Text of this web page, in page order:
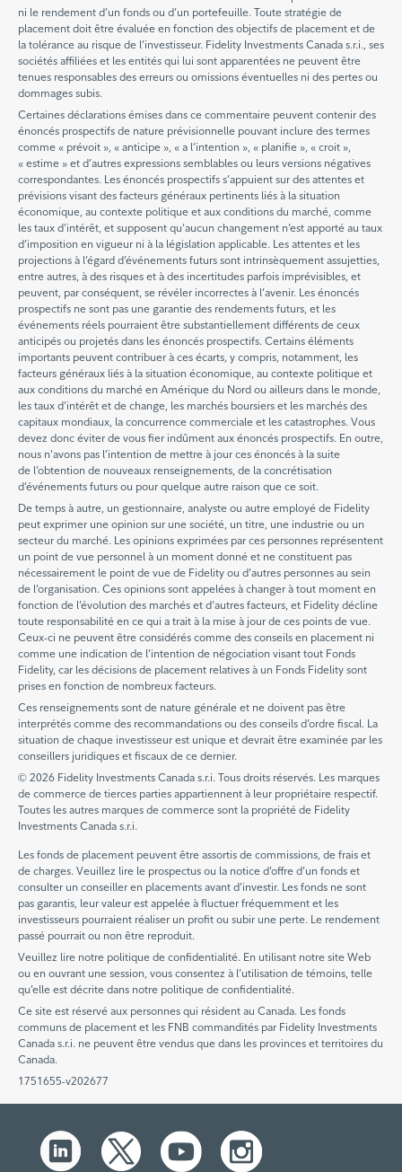
ni le rendement d’un fonds ou d’un portefeuille. Toute stratégie de
placement doit être évaluée en fonction des objectifs de placement et de
la tolérance au risque de l’investisseur. Fidelity Investments Canada s.r.i., ses
sociétés affiliées et les entités qui lui sont apparentées ne peuvent être
tenues responsables des erreurs ou omissions éventuelles ni des pertes ou
dommages subis.
Certaines déclarations émises dans ce commentaire peuvent contenir des
énoncés prospectifs de nature prévisionnelle pouvant inclure des termes
comme « prévoit », « anticipe », « a l’intention », « planifie », « croit »,
« estime » et d’autres expressions semblables ou leurs versions négatives
correspondantes. Les énoncés prospectifs s’appuient sur des attentes et
prévisions visant des facteurs généraux pertinents liés à la situation
économique, au contexte politique et aux conditions du marché, comme
les taux d’intérêt, et supposent qu’aucun changement n’est apporté au taux
d’imposition en vigueur ni à la législation applicable. Les attentes et les
projections à l’égard d’événements futurs sont intrinsèquement assujetties,
entre autres, à des risques et à des incertitudes parfois imprévisibles, et
peuvent, par conséquent, se révéler incorrectes à l’avenir. Les énoncés
prospectifs ne sont pas une garantie des rendements futurs, et les
événements réels pourraient être substantiellement différents de ceux
anticipés ou projetés dans les énoncés prospectifs. Certains éléments
importants peuvent contribuer à ces écarts, y compris, notamment, les
facteurs généraux liés à la situation économique, au contexte politique et
aux conditions du marché en Amérique du Nord ou ailleurs dans le monde,
les taux d’intérêt et de change, les marchés boursiers et les marchés des
capitaux mondiaux, la concurrence commerciale et les catastrophes. Vous
devez donc éviter de vous fier indûment aux énoncés prospectifs. En outre,
nous n’avons pas l’intention de mettre à jour ces énoncés à la suite
de l’obtention de nouveaux renseignements, de la concrétisation
d’événements futurs ou pour quelque autre raison que ce soit.
De temps à autre, un gestionnaire, analyste ou autre employé de Fidelity
peut exprimer une opinion sur une société, un titre, une industrie ou un
secteur du marché. Les opinions exprimées par ces personnes représentent
un point de vue personnel à un moment donné et ne constituent pas
nécessairement le point de vue de Fidelity ou d’autres personnes au sein
de l’organisation. Ces opinions sont appelées à changer à tout moment en
fonction de l’évolution des marchés et d’autres facteurs, et Fidelity décline
toute responsabilité en ce qui a trait à la mise à jour de ces points de vue.
Ceux-ci ne peuvent être considérés comme des conseils en placement ni
comme une indication de l’intention de négociation visant tout Fonds
Fidelity, car les décisions de placement relatives à un Fonds Fidelity sont
prises en fonction de nombreux facteurs.
Ces renseignements sont de nature générale et ne doivent pas être
interprétés comme des recommandations ou des conseils d’ordre fiscal. La
situation de chaque investisseur est unique et devrait être examinée par les
conseillers juridiques et fiscaux de ce dernier.
© 2026 Fidelity Investments Canada s.r.i. Tous droits réservés. Les marques
de commerce de tierces parties appartiennent à leur propriétaire respectif.
Toutes les autres marques de commerce sont la propriété de Fidelity
Investments Canada s.r.i.
Les fonds de placement peuvent être assortis de commissions, de frais et
de charges. Veuillez lire le prospectus ou la notice d’offre d’un fonds et
consulter un conseiller en placements avant d’investir. Les fonds ne sont
pas garantis, leur valeur est appelée à fluctuer fréquemment et les
investisseurs pourraient réaliser un profit ou subir une perte. Le rendement
passé pourrait ou non être reproduit.
Veuillez lire notre politique de confidentialité. En utilisant notre site Web
ou en ouvrant une session, vous consentez à l’utilisation de témoins, telle
qu’elle est décrite dans notre politique de confidentialité.
Ce site est réservé aux personnes qui résident au Canada. Les fonds
communs de placement et les FNB commandités par Fidelity Investments
Canada s.r.i. ne peuvent être vendus que dans les provinces et territoires du
Canada.
1751655-v202677